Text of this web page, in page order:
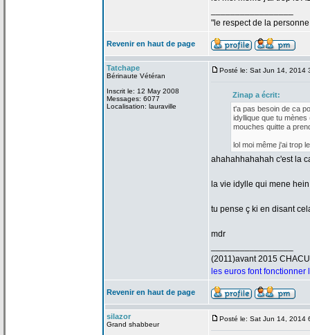
"le respect de la
Revenir en haut de page
Tatchape
Bérinaute Vétéran
Inscrit le: 12 May 2008
Messages: 6077
Localisation: lauraville
Posté le: Sat Jun 14, 2014
Zinap a écrit:
t'a pas besoin de ca
idyllique que tu mènes
mouches quitte a
lol moi même j'ai trop
ahahahhahahah c'est la
la vie idylle qui mene
tu pense ç ki en disant
mdr
(2011)avant 2015
les euros font fonctionner
Revenir en haut de page
silazor
Grand shabbeur
Posté le: Sat Jun 14, 2014